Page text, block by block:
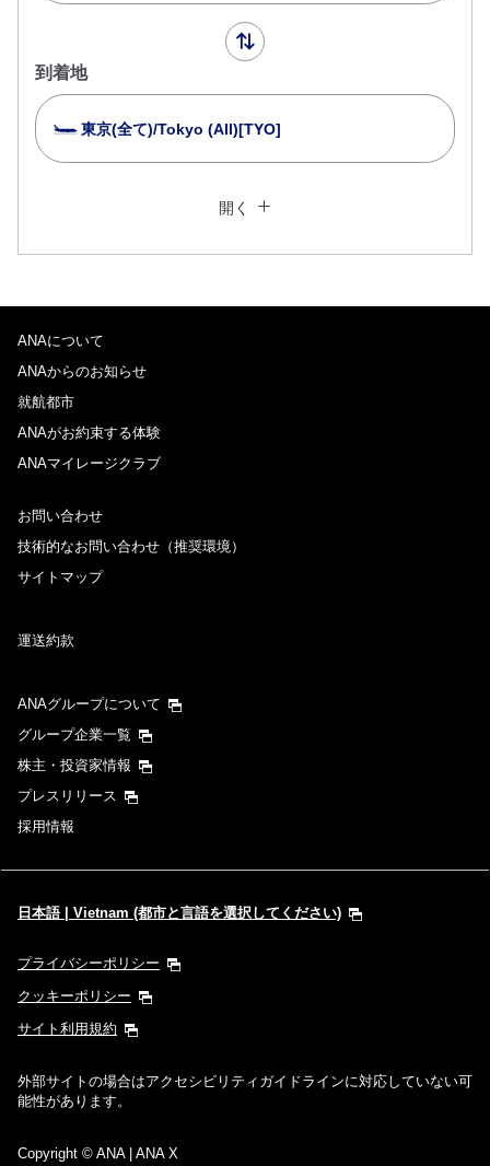
到着地
東京(全て)/Tokyo (All)[TYO]
運賃タイプ指定なし
往路出発日および時間帯
時間帯指定なし
経由地および乗り継ぎ所要時間を追加する
時間帯指定なし
経由地および乗り継ぎ所要時間を追加する
プロモーションコードについて
前後3日の運賃を検索
・表示金額は選択いただいた条件でのもっともおトクな運賃となりま
す。
・「＊」は現在金額が確認できない都市・日付となります。空席照会結
開く
ANAについて
ANAからのお知らせ
就航都市
ANAがお約束する体験
ANAマイレージクラブ
お問い合わせ
技術的なお問い合わせ（推奨環境）
サイトマップ
運送約款
ANAグループについて
グループ企業一覧
株主・投資家情報
プレスリリース
採用情報
日本語 | Vietnam (都市と言語を選択してください)
プライバシーポリシー
クッキーポリシー
サイト利用規約
外部サイトの場合はアクセシビリティガイドラインに対応していない可
能性があります。
Copyright © ANA | ANA X